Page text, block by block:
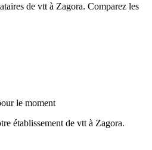
de vtt à Zagora. Comparez les
le moment
établissement de vtt à Zagora.